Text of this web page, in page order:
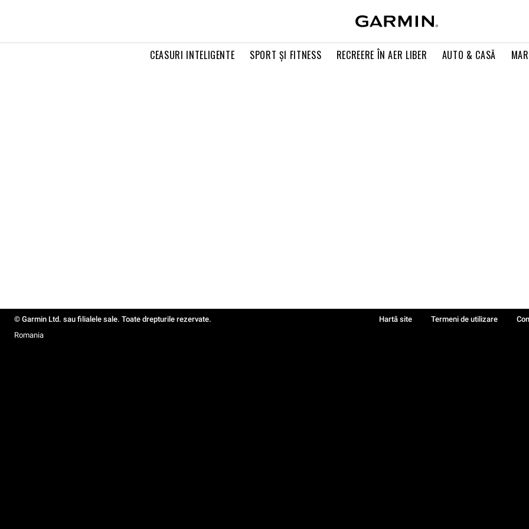
CEASURI INTELIGENTE SPORT ŞI FITNESS RECREERE ÎN AER LIBER AUTO & CASĂ
© Garmin Ltd. sau filialele sale. Toate drepturile rezervate. Hartă site Termeni de utilizare
Romania